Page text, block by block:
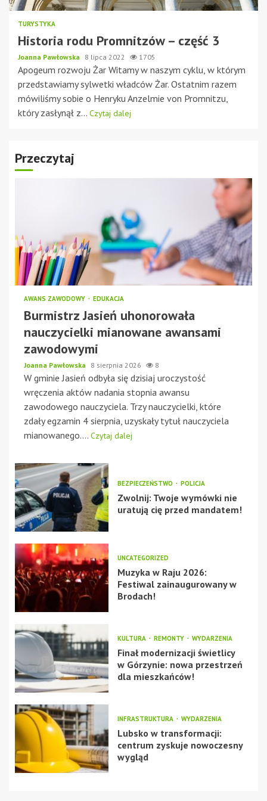
TURYSTYKA
Historia rodu Promnitzów – część 3
Joanna Pawłowska 8 lipca 2022 1705
Apogeum rozwoju Żar Witamy w naszym cyklu, w którym
przedstawiamy sylwetki władców Żar. Ostatnim razem
mówiliśmy sobie o Henryku Anzelmie von Promnitzu,
który zasłynął z... Czytaj dalej
Przeczytaj
AWANS ZAWODOWY EDUKACJA
Burmistrz Jasień uhonorowała
nauczycielki mianowane awansami
zawodowymi
Joanna Pawłowska 8 sierpnia 2026 8
W gminie Jasień odbyła się dzisiaj uroczystość
wręczenia aktów nadania stopnia awansu
zawodowego nauczyciela. Trzy nauczycielki, które
zdały egzamin 4 sierpnia, uzyskały tytuł nauczyciela
mianowanego.... Czytaj dalej
BEZPIECZEŃSTWO POLICJA
Zwolnij: Twoje wymówki nie
uratują cię przed mandatem!
UNCATEGORIZED
Muzyka w Raju 2026:
Festiwal zainaugurowany w
Brodach!
KULTURA REMONTY WYDARZENIA
Finał modernizacji świetlicy
w Górzynie: nowa przestrzeń
dla mieszkańców!
INFRASTRUKTURA WYDARZENIA
Lubsko w transformacji:
centrum zyskuje nowoczesny
wygląd